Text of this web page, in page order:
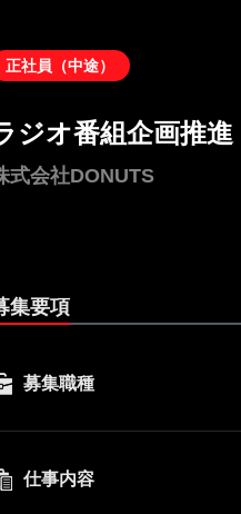
正社員（中途）
ジオ番組企画推
式会社DONUTS
集要項
募集職種
仕事内容